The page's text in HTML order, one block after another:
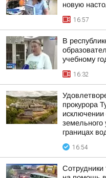
новую
16:57
В
учебному
16:32
прокурора
земельного
границах
16:54